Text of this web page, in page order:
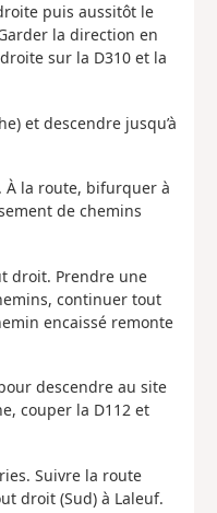
puis aussitôt le
la direction en
sur la D310 et la
et descendre jusqu’à
À la route, bifurquer à
de chemins
droit. Prendre une
continuer tout
encaissé remonte
descendre au site
couper la D112 et
Suivre la route
droit (Sud) à Laleuf.